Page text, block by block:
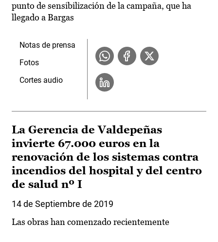
punto de sensibilización de la campaña, que ha
llegado a Bargas
Notas de prensa
Fotos
Cortes audio
La Gerencia de Valdepeñas
invierte 67.000 euros en la
renovación de los sistemas contra
incendios del hospital y del centro
de salud nº I
14 de Septiembre de 2019
Las obras han comenzado recientemente